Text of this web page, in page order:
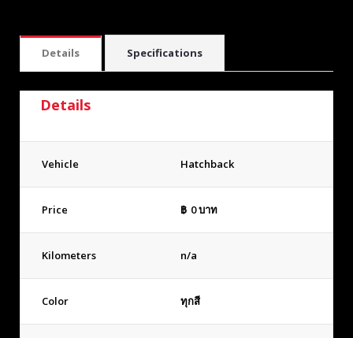
Details Specifications
Details
Vehicle Hatchback
Price ฿ 0บาท
Kilometers n/a
Color ทุกสี